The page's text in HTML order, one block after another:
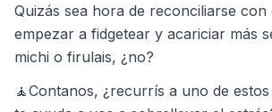
Quizás sea hora de reconciliarse con
empezar a fidgetear y acariciar más
michi o firulais, ¿no?
🧘Contanos, ¿recurrís a uno de